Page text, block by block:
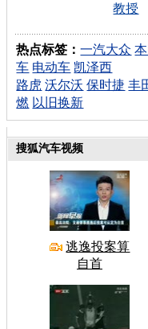
教授
热点标签：一汽大众
车 电动车 凯泽西
路虎 沃尔沃 保时捷 丰
燃 以旧换新
搜狐汽车视频
逃逸投案算
自首